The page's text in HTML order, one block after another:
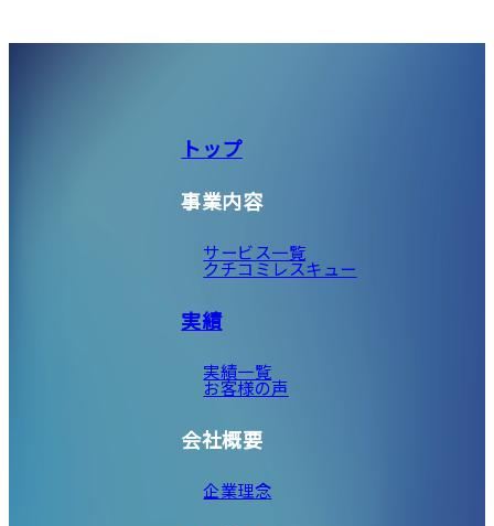
トップ
事業内容
サービス一覧
クチコミレスキュー
実績
実績一覧
お客様の声
会社概要
企業理念